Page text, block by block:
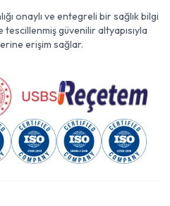
onaylı ve entegreli bir sağlık bilgi
güvenilir altyapısıyla
erişim sağlar.